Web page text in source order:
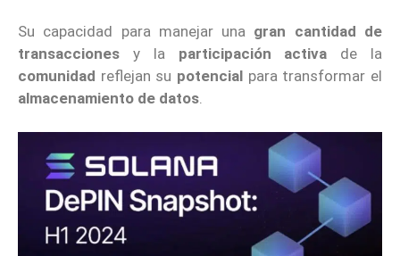
Su capacidad para manejar una gran cantidad de
transacciones y la participación activa de la
comunidad reflejan su potencial para transformar el
almacenamiento de datos